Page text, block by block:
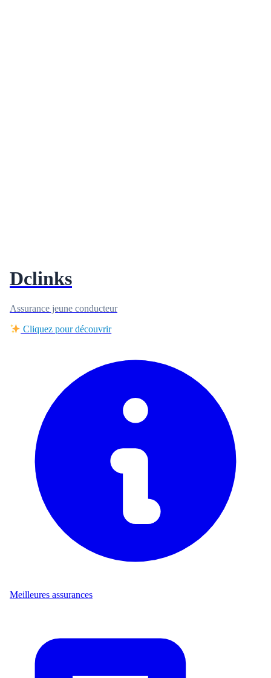
Dclinks
Assurance jeune conducteur
Cliquez pour découvrir
Meilleures assurances